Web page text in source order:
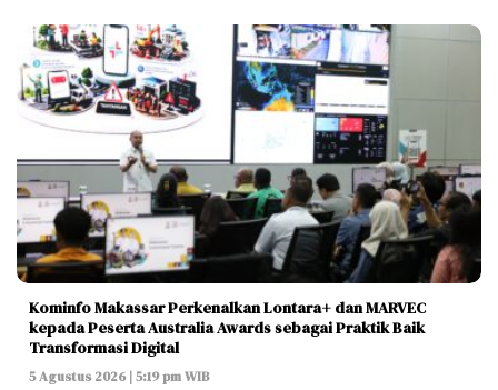
Kominfo Makassar Perkenalkan Lontara+ dan MARVEC
kepada Peserta Australia Awards sebagai Praktik Baik
Transformasi Digital
5 Agustus 2026 | 5:19 pm WIB